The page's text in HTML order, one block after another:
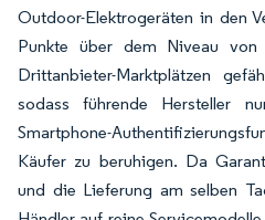
Outdoor-Elektrogeräten in den
Punkte über dem Niveau
Drittanbieter-Marktplätzen
sodass führende Hersteller
Smartphone-
Käufer zu beruhigen. Da
und die Lieferung am selben